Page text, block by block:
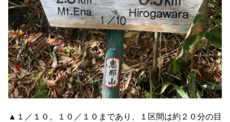
▲１／１０。１０／１０まであり、１区間は約２０分の目